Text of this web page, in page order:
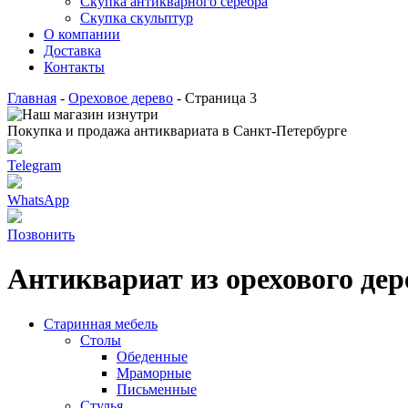
Скупка скульптур
О компании
Доставка
Контакты
Главная - Ореховое дерево - Страница 3
Покупка и продажа антиквариата в Санкт-Петербурге
Telegram
WhatsApp
Позвонить
Антиквариат из орехового
Старинная мебель
Столы
Обеденные
Мраморные
Письменные